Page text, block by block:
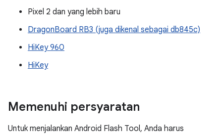
Pixel 2 dan yang lebih baru
DragonBoard RB3 (juga dikenal sebagai db845c)
HiKey 960
HiKey
Memenuhi persyaratan
Untuk menjalankan Android Flash Tool, Anda harus